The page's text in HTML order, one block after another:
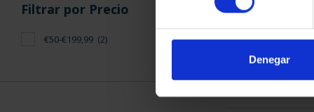
Denegar
Filtrar por Precio
€50-€199,99 (2)
ORDENAR POR: